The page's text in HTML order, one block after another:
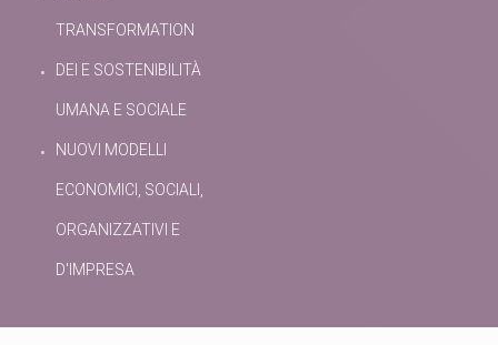
TRANSFORMATION
DEI E SOSTENIBILITÀ
UMANA E SOCIALE
NUOVI MODELLI
ECONOMICI, SOCIALI,
ORGANIZZATIVI E
D'IMPRESA